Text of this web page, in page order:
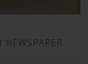
NEWSPAPER.